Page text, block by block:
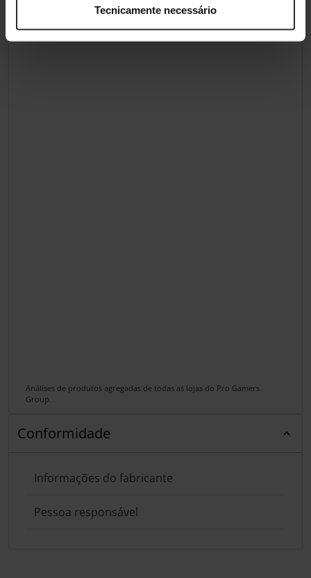
Tecnicamente necessário
Análises de produtos agregadas de todas as lojas do Pro Gamers
Group.
Conformidade
Informações do fabricante
Pessoa responsável